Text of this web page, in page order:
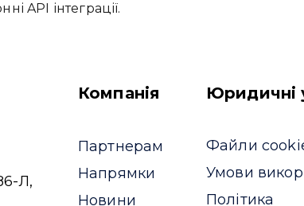
API інтеграції.
Л,
Компанія
Партнерам
Напрямки
Новини
Юридичні
Файли
Умови
Політика